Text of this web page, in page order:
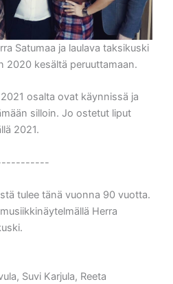
Satumaa ja laulava taksikuski
2020 kesältä peruuttamaan.
osalta ovat käynnissä ja
silloin. Jo ostetut liput
2021.
tulee tänä vuonna 90 vuotta.
Herra
Suvi Karjula, Reeta